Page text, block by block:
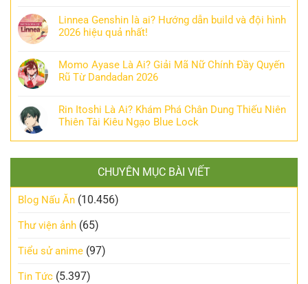
Linnea Genshin là ai? Hướng dẫn build và đội hình
2026 hiệu quả nhất!
Momo Ayase Là Ai? Giải Mã Nữ Chính Đầy Quyến
Rũ Từ Dandadan 2026
Rin Itoshi Là Ai? Khám Phá Chân Dung Thiếu Niên
Thiên Tài Kiêu Ngạo Blue Lock
CHUYÊN MỤC BÀI VIẾT
Blog Nấu Ăn (10.456)
Thư viện ảnh (65)
Tiểu sử anime (97)
Tin Tức (5.397)